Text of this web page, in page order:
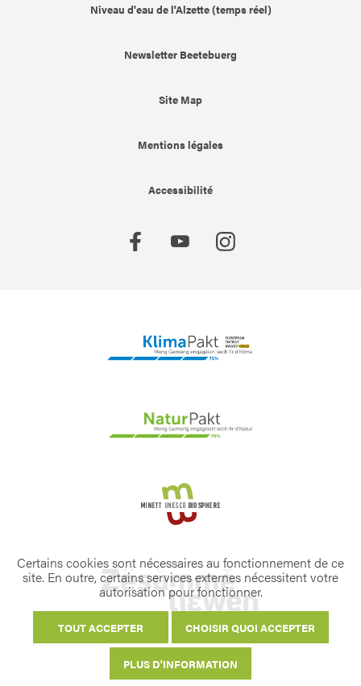
Niveau d'eau de l'Alzette (temps réel)
Newsletter Beetebuerg
Site Map
Mentions légales
Accessibilité
Certains cookies sont nécessaires au fonctionnement de ce
site. En outre, certains services externes nécessitent votre
autorisation pour fonctionner.
TOUT ACCEPTER CHOISIR QUOI ACCEPTER
PLUS D'INFORMATION